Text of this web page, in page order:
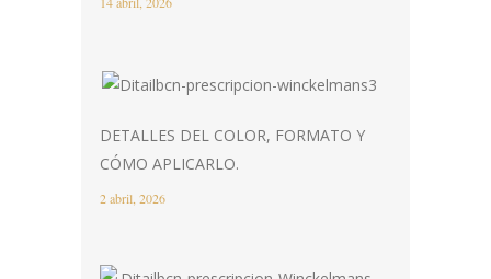
DETALLES DEL COLOR, FORMATO Y
CÓMO APLICARLO.
2 abril, 2026